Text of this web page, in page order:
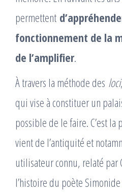
permettent
fonctionnement de la
de l’amplifier.
À travers la méthode des loci
qui vise à constituer un
possible de le faire. C’est
vient de l’antiquité et
utilisateur connu, relaté par
l’histoire du poète